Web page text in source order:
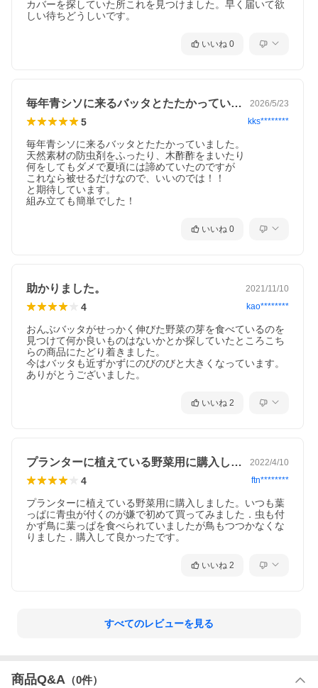
カバーを探していた所これを見つけました。早く届いて欲
しい待ちどうしいです。
いいね 0
毎年青シソに来るバッタとたたかっていま… 2026/5/23
5 kks********
毎年青シソに来るバッタとたたかっていました。
天然素材の防虫剤をふったり、木酢酢をまいたり
何をしてもダメで夏頃には諦めていたのですが
これなら被せるだけなので、いいのでは！！
と期待しています。
いいね 0
助かりました。 2021/11/10
4 kao********
おんぶバッタがせっかく伸びた野菜の芽を食べているのを
見つけて何か良いものはないかとか探していたところこち
らの商品にたどり着きました。
今はバッタも近ずかずにのびのびと大きくなっています。
ありがとうございました。
いいね 2
プランターに植えている野菜用に購入しま… 2022/4/10
4 ftn********
プランターに植えている野菜用に購入しました。いつも葉
っぱに青虫が付くのが嫌で初めて買ってみました．虫も付
かず鳥に葉っぱを食べられていましたが鳥もつつかなくな
りました．購入して良かったです。
いいね 2
すべてのレビューを見る
商品Q&A （0件）